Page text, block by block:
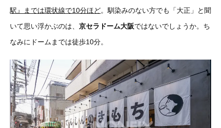
駅』までは環状線で10分ほど。馴染みのない方でも「大正」と聞
いて思い浮かぶのは、 京セラドーム大阪ではないでしょうか。ち
なみにドームまでは徒歩10分。